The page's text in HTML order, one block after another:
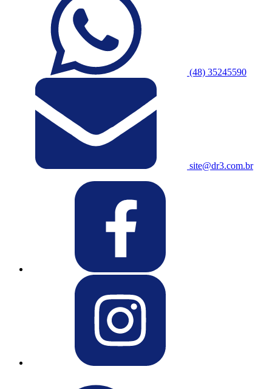
(48) 35245590
site@dr3.com.br